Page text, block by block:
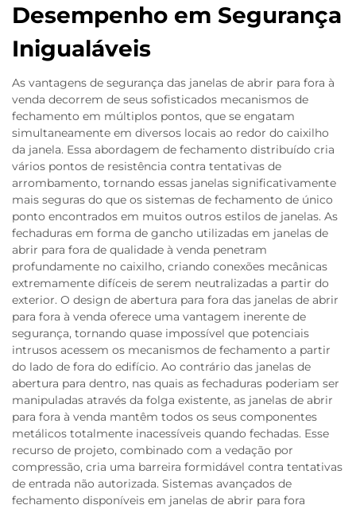
Desempenho em Segurança
Inigualáveis
As vantagens de segurança das janelas de abrir para fora à
venda decorrem de seus sofisticados mecanismos de
fechamento em múltiplos pontos, que se engatam
simultaneamente em diversos locais ao redor do caixilho
da janela. Essa abordagem de fechamento distribuído cria
vários pontos de resistência contra tentativas de
arrombamento, tornando essas janelas significativamente
mais seguras do que os sistemas de fechamento de único
ponto encontrados em muitos outros estilos de janelas. As
fechaduras em forma de gancho utilizadas em janelas de
abrir para fora de qualidade à venda penetram
profundamente no caixilho, criando conexões mecânicas
extremamente difíceis de serem neutralizadas a partir do
exterior. O design de abertura para fora das janelas de abrir
para fora à venda oferece uma vantagem inerente de
segurança, tornando quase impossível que potenciais
intrusos acessem os mecanismos de fechamento a partir
do lado de fora do edifício. Ao contrário das janelas de
abertura para dentro, nas quais as fechaduras poderiam ser
manipuladas através da folga existente, as janelas de abrir
para fora à venda mantêm todos os seus componentes
metálicos totalmente inacessíveis quando fechadas. Esse
recurso de projeto, combinado com a vedação por
compressão, cria uma barreira formidável contra tentativas
de entrada não autorizada. Sistemas avançados de
fechamento disponíveis em janelas de abrir para fora